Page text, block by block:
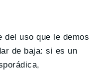
del uso que le demos
de baja: si es un